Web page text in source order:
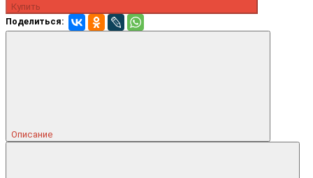
Купить
Поделиться:
Описание